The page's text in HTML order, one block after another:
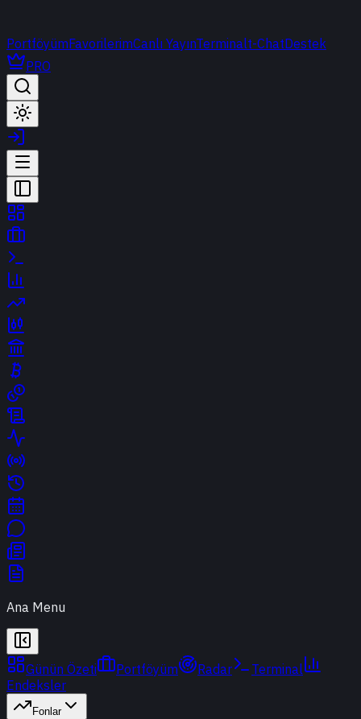
PortföyümFavorilerimCanlı YayınTerminalt-ChatDestek
PRO
Ana Menu
Günün Özeti Portföyüm Radar
Terminal
Endeksler
Fonlar